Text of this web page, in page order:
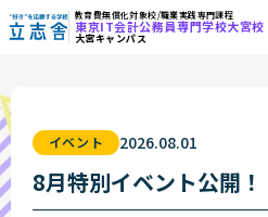
"好き"を応援する学校 立志舎
教育費無償化対象校/職業実践専門課程
東京IT会計公務員専門学校大宮校
大宮キャンパス
イベント 2026.08.01
8月特別イベント公開！